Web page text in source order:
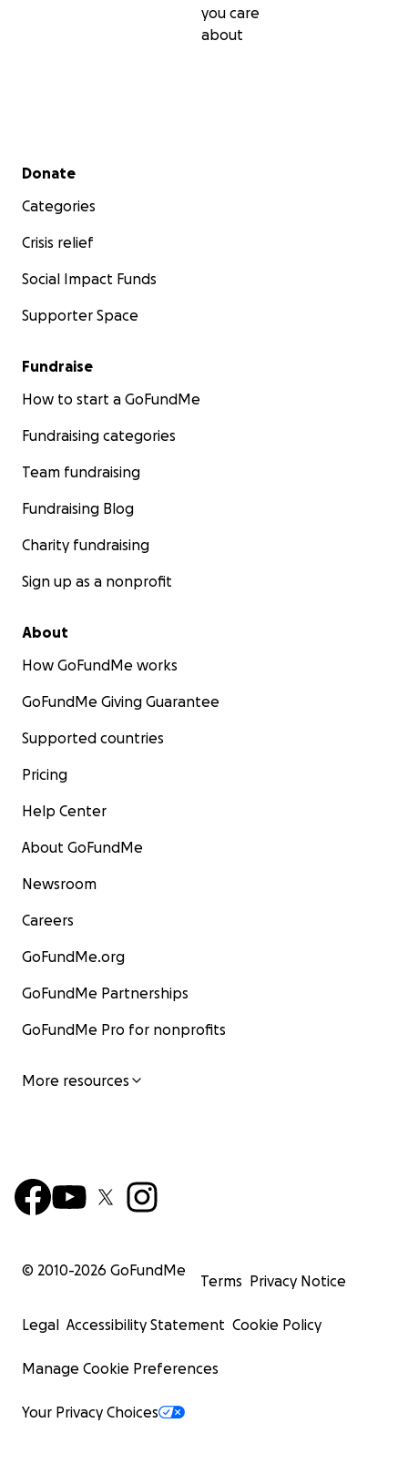
you care
about
Secondary menu
Donate
Categories
Crisis relief
Social Impact Funds
Supporter Space
Fundraise
How to start a GoFundMe
Fundraising categories
Team fundraising
Fundraising Blog
Charity fundraising
Sign up as a nonprofit
About
How GoFundMe works
GoFundMe Giving Guarantee
Supported countries
Pricing
Help Center
About GoFundMe
Newsroom
Careers
GoFundMe.org
GoFundMe Partnerships
GoFundMe Pro for nonprofits
More resources
© 2010-2026 GoFundMe
Terms Privacy Notice
Legal Accessibility Statement Cookie Policy
Manage Cookie Preferences
Your Privacy Choices